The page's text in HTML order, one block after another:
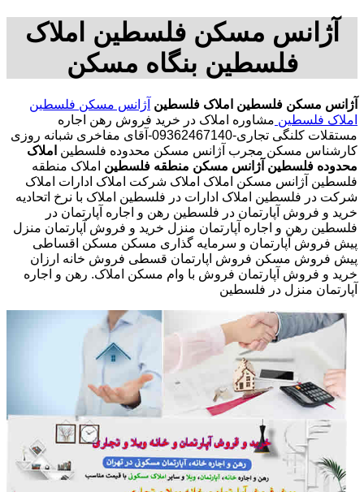
آژانس مسکن فلسطین املاک
فلسطین بنگاه مسکن
آژانس مسکن فلسطین املاک فلسطین آژانس مسکن فلسطین
املاک فلسطین مشاوره املاک در خرید فروش رهن اجاره
مستقلات کلنگی تجاری-09362467140-آقای مفاخری شبانه روزی
کارشناس مسکن مجرب آژانس مسکن محدوده فلسطین املاک
محدوده فلسطین آژانس مسکن منطقه فلسطین املاک منطقه
فلسطین آژانس مسکن املاک املاک شرکت املاک ادارات املاک
شرکت در فلسطین املاک ادارات در فلسطین املاک با نرخ اتحادیه
خرید و فروش آپارتمان در فلسطین رهن و اجاره آپارتمان در
فلسطین رهن و اجاره آپارتمان منزل خرید و فروش آپارتمان منزل
پیش فروش آپارتمان و سرمایه گذاری مسکن مسکن اقساطی
پیش فروش مسکن فروش اپارتمان قسطی فروش خانه ارزان
خرید و فروش آپارتمان فروش با وام مسکن املاک. رهن و اجاره
آپارتمان منزل در فلسطین